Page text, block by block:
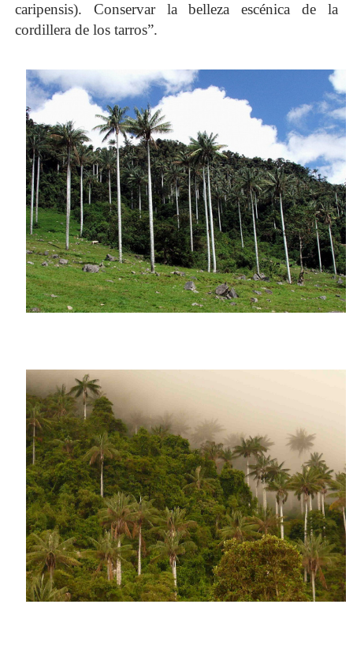
caripensis). Conservar la belleza escénica de la
cordillera de los tarros”.